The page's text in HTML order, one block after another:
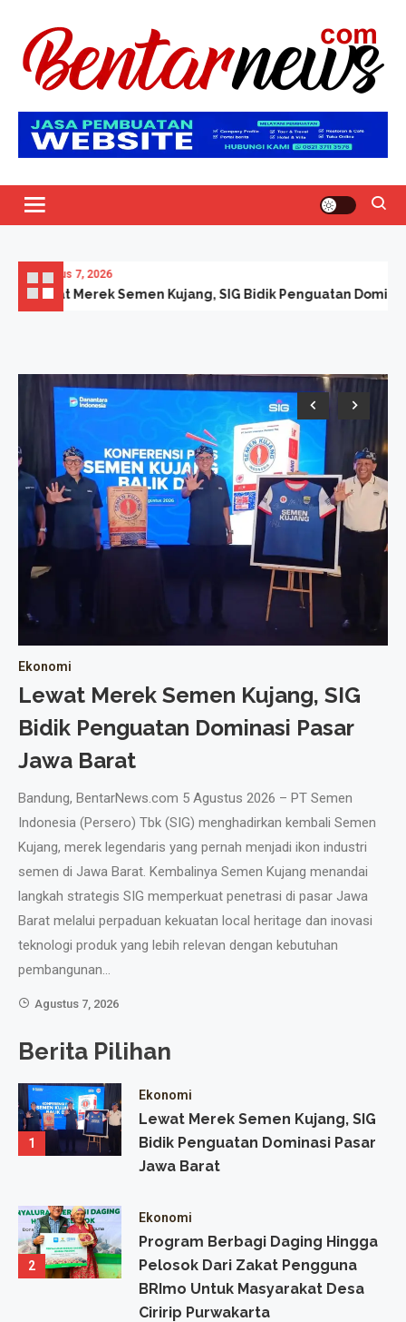
content
Bentar News
Agustus 7, 2026
Lewat Merek Semen Kujang, SIG Bidik Penguatan Dominasi
Ekonomi
Lewat Merek Semen Kujang, SIG
Bidik Penguatan Dominasi Pasar
Jawa Barat
Bandung, BentarNews.com 5 Agustus 2026 – PT Semen
Indonesia (Persero) Tbk (SIG) menghadirkan kembali Semen
Kujang, merek legendaris yang pernah menjadi ikon industri
semen di Jawa Barat. Kembalinya Semen Kujang menandai
langkah strategis SIG memperkuat penetrasi di pasar Jawa
Barat melalui perpaduan kekuatan local heritage dan inovasi
teknologi produk yang lebih relevan dengan kebutuhan
pembangunan…
Agustus 7, 2026
Berita Pilihan
1
Ekonomi
Lewat Merek Semen Kujang, SIG
Bidik Penguatan Dominasi Pasar
Jawa Barat
2
Ekonomi
Program Berbagi Daging Hingga
Pelosok Dari Zakat Pengguna
BRImo Untuk Masyarakat Desa
Ciririp Purwakarta